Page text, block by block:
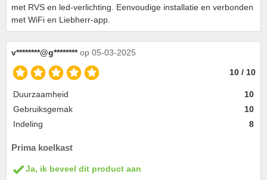
met RVS en led-verlichting. Eenvoudige installatie en verbonden
met WiFi en Liebherr-app.
v********@g******** op 05-03-2025
10 / 10
Duurzaamheid
10
Gebruiksgemak
10
Indeling
8
Prima koelkast
Ja, ik beveel dit product aan